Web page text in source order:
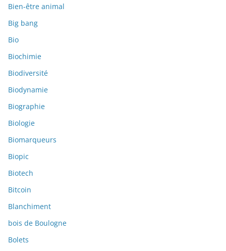
Bien-être animal
Big bang
Bio
Biochimie
Biodiversité
Biodynamie
Biographie
Biologie
Biomarqueurs
Biopic
Biotech
Bitcoin
Blanchiment
bois de Boulogne
Bolets